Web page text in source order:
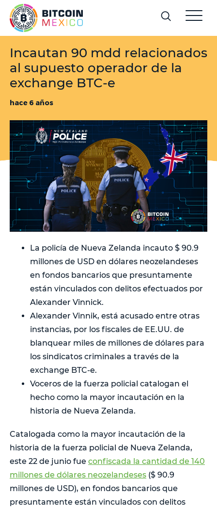
Incautan 90 mdd relacionados
al supuesto operador de la
exchange BTC-e
hace 6 años
La policía de Nueva Zelanda incauto $ 90.9
millones de USD en dólares neozelandeses
en fondos bancarios que presuntamente
están vinculados con delitos efectuados por
Alexander Vinnick.
Alexander Vinnik, está acusado entre otras
instancias, por los fiscales de EE.UU. de
blanquear miles de millones de dólares para
los sindicatos criminales a través de la
exchange BTC-e.
Voceros de la fuerza policial catalogan el
hecho como la mayor incautación en la
historia de Nueva Zelanda.
Catalogada como la mayor incautación de la
historia de la fuerza policial de Nueva Zelanda,
este 22 de junio fue confiscada la cantidad de 140
millones de dólares neozelandeses ($ 90.9
millones de USD), en fondos bancarios que
presuntamente están vinculados con delitos